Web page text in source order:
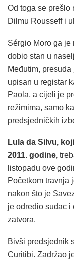
Od toga se prešlo
Dilmu Rousseff i
Sérgio Moro ga je
dobio stan u
Međutim,
upisan u registar
Paola, a cijeli je
režimima, samo
predsjedničkih
Lula da Silvu,
2011. godine,
listopadu ove
Početkom travnja
nakon što je
je odredio sudac i
zatvora.
Bivši predsjednik
Curitibi. Zadržao